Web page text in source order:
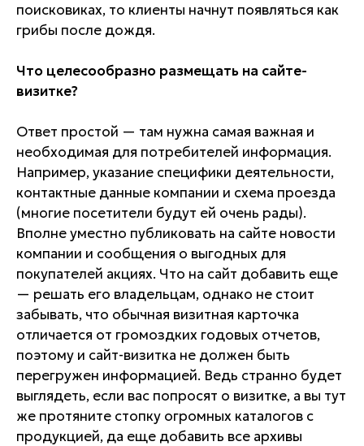
поисковиках, то клиенты начнут появляться как
грибы после дождя.
Что целесообразно размещать на сайте-
визитке?
Ответ простой — там нужна самая важная и
необходимая для потребителей информация.
Например, указание специфики деятельности,
контактные данные компании и схема проезда
(многие посетители будут ей очень рады).
Вполне уместно публиковать на сайте новости
компании и сообщения о выгодных для
покупателей акциях. Что на сайт добавить еще
— решать его владельцам, однако не стоит
забывать, что обычная визитная карточка
отличается от громоздких годовых отчетов,
поэтому и сайт-визитка не должен быть
перегружен информацией. Ведь странно будет
выглядеть, если вас попросят о визитке, а вы тут
же протяните стопку огромных каталогов с
продукцией, да еще добавить все архивы